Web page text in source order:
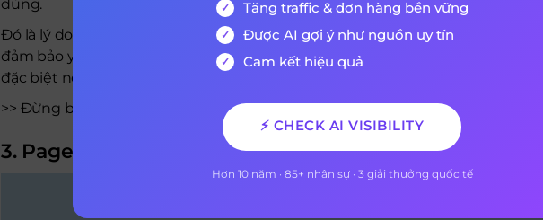
dùng.
Đó là lý do mà việc bảo mật thông tin khách hàng luôn được Google đánh
đảm bảo yếu tố này, bằng cách cung cấp chứng chỉ bảo mật SSL (https)
đặc biệt nếu trang của bạn có chức năng thanh toán online.
>> Đừng bỏ lỡ:
Cập nhật mới của Google ảnh hưởng gì đến traffic của website?
3. Page speed
Tăng traffic & đơn hàng bền vững
Được AI gợi ý như nguồn uy tín
Cam kết hiệu quả
⚡ CHECK AI VISIBILITY
Hơn 10 năm · 85+ nhân sự · 3 giải thưởng quốc tế